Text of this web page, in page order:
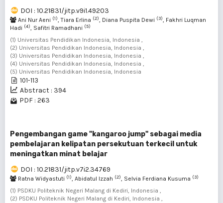
DOI : 10.21831/jitp.v9i1.49203
Ani Nur Aeni (1), Tiara Erlina (2), Diana Puspita Dewi (3), Fakhri Luqman
Hadi (4), Safitri Ramadhani (5)
(1) Universitas Pendidikan Indonesia, Indonesia ,
(2) Universitas Pendidikan Indonesia, Indonesia ,
(3) Universitas Pendidikan Indonesia, Indonesia ,
(4) Universitas Pendidikan Indonesia, Indonesia ,
(5) Universitas Pendidikan Indonesia, Indonesia
101-113
Abstract : 394
PDF : 263
Pengembangan game "kangaroo jump" sebagai media
pembelajaran kelipatan persekutuan terkecil untuk
meningatkan minat belajar
DOI : 10.21831/jitp.v7i2.34769
Ratna Widyastuti (1), Abidatul Izzah (2), Selvia Ferdiana Kusuma (3)
(1) PSDKU Politeknik Negeri Malang di Kediri, Indonesia ,
(2) PSDKU Politeknik Negeri Malang di Kediri, Indonesia ,